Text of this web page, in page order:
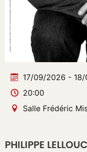
17/09/2026 -
20:00
Salle Frédéric
PHILIPPE